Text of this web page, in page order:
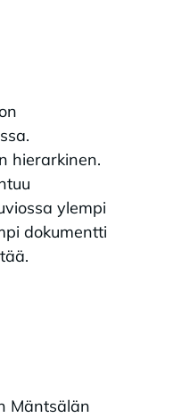
hierarkinen.
ylempi
dokumentti
Mäntsälän